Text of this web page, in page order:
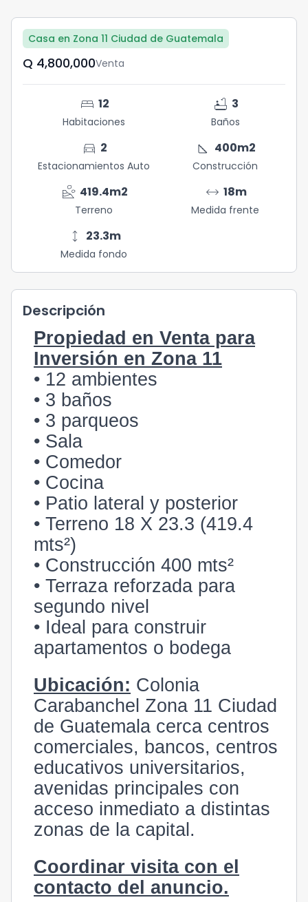
Casa en Zona 11 Ciudad de Guatemala
Q	4,800,000Venta
bed 12
Habitaciones
bathtub 3
Baños
directions_car 2
Estacionamientos Auto
square_foot 400m2
Construcción
landslide 419.4m2
Terreno
arrow_range 18m
Medida frente
height 23.3m
Medida fondo
Descripción
Propiedad en Venta para
Inversión en Zona 11
• 12 ambientes
• 3 baños
• 3 parqueos
• Sala
• Comedor
• Cocina
• Patio lateral y posterior
• Terreno 18 X 23.3 (419.4
mts²)
• Construcción 400 mts²
• Terraza reforzada para
segundo nivel
• Ideal para construir
apartamentos o bodega
Ubicación: Colonia
Carabanchel Zona 11 Ciudad
de Guatemala cerca centros
comerciales, bancos, centros
educativos universitarios,
avenidas principales con
acceso inmediato a distintas
zonas de la capital.
Coordinar visita con el
contacto del anuncio.